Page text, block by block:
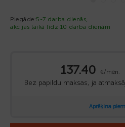
Piegāde:5-7 darba dienās,
akcijas laikā līdz 10 darba dienām